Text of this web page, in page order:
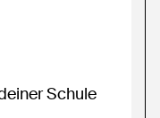
Schule